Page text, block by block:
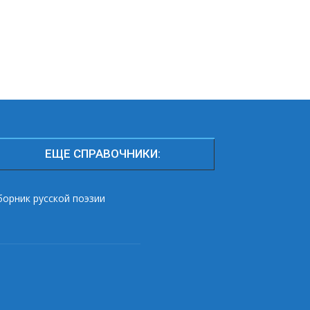
ЕЩЕ СПРАВОЧНИКИ:
русской поэзии